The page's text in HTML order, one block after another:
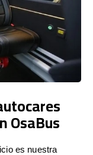
OsaBus
es nuestra